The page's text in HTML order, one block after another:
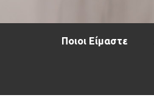
Ποιοι Είμαστε